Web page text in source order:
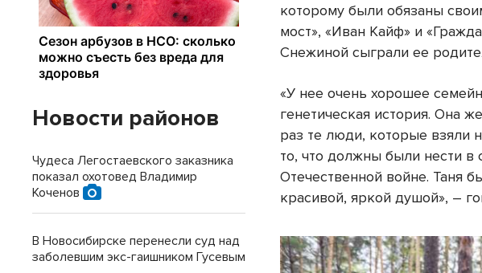
которому были обязаны
мост», «Иван Кайф» и
Снежиной сыграли ее
«У нее очень хорошее
генетическая история. Она
раз те люди, которые взяли
то, что должны были нести в
Отечественной войне. Таня
красивой, яркой душой», –
Новости районов
Чудеса Легостаевского заказника
показал охотовед Владимир
Коченов
В Новосибирске перенесли суд над
заболевшим экс-гаишником Гусевым